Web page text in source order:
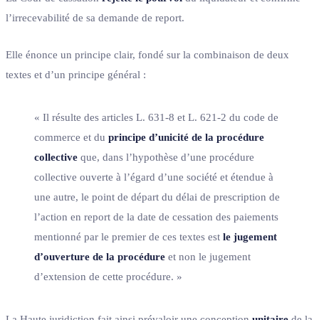
l’irrecevabilité de sa demande de report.
Elle énonce un principe clair, fondé sur la combinaison de deux
textes et d’un principe général :
« Il résulte des articles L. 631-8 et L. 621-2 du code de
commerce et du principe d’unicité de la procédure
collective que, dans l’hypothèse d’une procédure
collective ouverte à l’égard d’une société et étendue à
une autre, le point de départ du délai de prescription de
l’action en report de la date de cessation des paiements
mentionné par le premier de ces textes est le jugement
d’ouverture de la procédure et non le jugement
d’extension de cette procédure. »